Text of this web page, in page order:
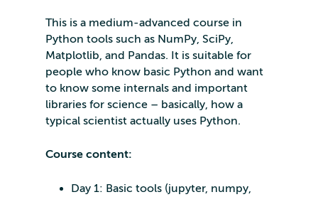
This is a medium-advanced course in
Python tools such as NumPy, SciPy,
Matplotlib, and Pandas. It is suitable for
people who know basic Python and want
to know some internals and important
libraries for science – basically, how a
typical scientist actually uses Python.
Course content:
Day 1: Basic tools (jupyter, numpy,